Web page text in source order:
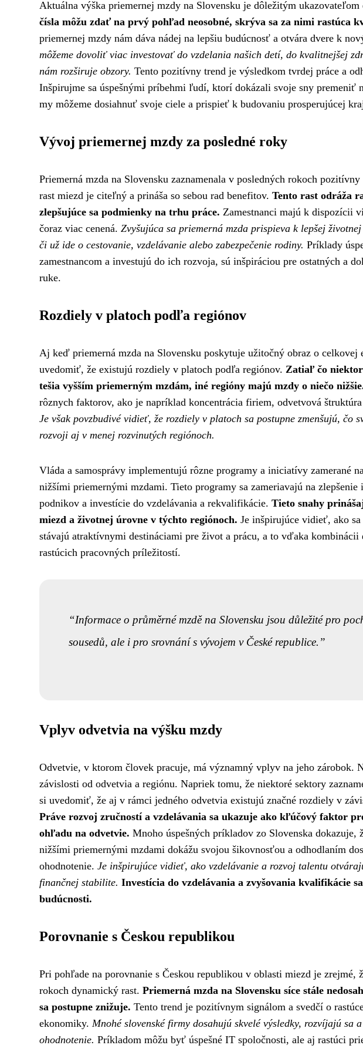
Aktuálna výška priemernej mzdy na Slovensku je dôležitým
čísla môžu zdať na prvý pohľad neosobné, skrýva sa za nimi rastúca
priemernej mzdy nám dáva nádej na lepšiu budúcnosť a otvára dvere k
môžeme dovoliť viac investovať do vzdelania našich detí, do kvalitnejšej
nám rozširuje obzory. Tento pozitívny trend je výsledkom tvrdej práce a
Inšpirujme sa úspešnými príbehmi ľudí, ktorí dokázali svoje sny premeniť
my môžeme dosiahnuť svoje ciele a prispieť k budovaniu prosperujúcej
Vývoj priemernej mzdy za posledné roky
Priemerná mzda na Slovensku zaznamenala v posledných rokoch
rast miezd je citeľný a prináša so sebou rad benefitov. Tento rast odráža
zlepšujúce sa podmienky na trhu práce. Zamestnanci majú k dispozícii
čoraz viac cenená. Zvyšujúca sa priemerná mzda prispieva k lepšej
či už ide o cestovanie, vzdelávanie alebo zabezpečenie rodiny. Príklady
zamestnancom a investujú do ich rozvoja, sú inšpiráciou pre ostatných a
ruke.
Rozdiely v platoch podľa regiónov
Aj keď priemerná mzda na Slovensku poskytuje užitočný obraz o
uvedomiť, že existujú rozdiely v platoch podľa regiónov. Zatiaľ čo
tešia vyšším priemerným mzdám, iné regióny majú mzdy o niečo
rôznych faktorov, ako je napríklad koncentrácia firiem, odvetvová
Je však povzbudivé vidieť, že rozdiely v platoch sa postupne zmenšujú, čo
rozvoji aj v menej rozvinutých regiónoch.
Vláda a samosprávy implementujú rôzne programy a iniciatívy zamerané
nižšími priemernými mzdami. Tieto programy sa zameriavajú na
podnikov a investície do vzdelávania a rekvalifikácie. Tieto snahy
miezd a životnej úrovne v týchto regiónoch. Je inšpirujúce vidieť, ako
stávajú atraktívnymi destináciami pre život a prácu, a to vďaka kombinácii
rastúcich pracovných príležitostí.
Informace o průměrné mzdě na Slovensku jsou důležité pro
sousedů, ale i pro srovnání s vývojem v České republice.
Vplyv odvetvia na výšku mzdy
Odvetvie, v ktorom človek pracuje, má významný vplyv na jeho zárobok.
závislosti od odvetvia a regiónu. Napriek tomu, že niektoré sektory
si uvedomiť, že aj v rámci jedného odvetvia existujú značné rozdiely v
Práve rozvoj zručností a vzdelávania sa ukazuje ako kľúčový faktor
ohľadu na odvetvie. Mnoho úspešných príkladov zo Slovenska
nižšími priemernými mzdami dokážu svojou šikovnosťou a odhodlaním
ohodnotenie. Je inšpirujúce vidieť, ako vzdelávanie a rozvoj talentu
finančnej stabilite. Investícia do vzdelávania a zvyšovania kvalifikácie
budúcnosti.
Porovnanie s Českou republikou
Pri pohľade na porovnanie s Českou republikou v oblasti miezd je zrejmé,
rokoch dynamický rast. Priemerná mzda na Slovensku síce stále
sa postupne znižuje. Tento trend je pozitívnym signálom a svedčí o
ekonomiky. Mnohé slovenské firmy dosahujú skvelé výsledky, rozvíjajú sa
ohodnotenie. Príkladom môžu byť úspešné IT spoločnosti, ale aj rastúci